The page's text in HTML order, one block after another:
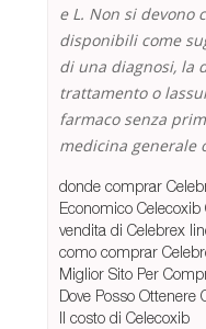
e L. Non si devono
disponibili come
di una diagnosi, la
trattamento o
farmaco senza
medicina generale
donde comprar
Economico Celecoxib
vendita di Celebrex
como comprar
Miglior Sito Per
Dove Posso Ottenere
Il costo di Celecoxib